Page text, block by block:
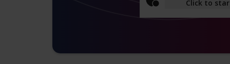
Click to